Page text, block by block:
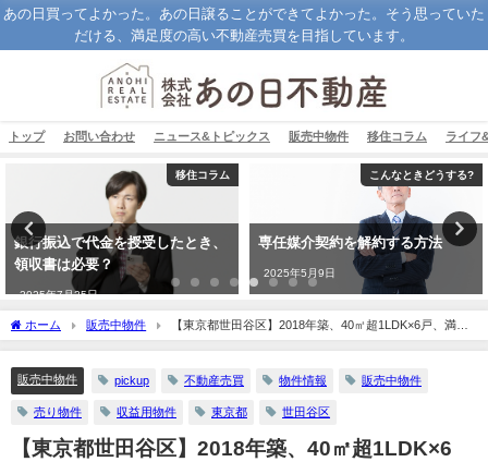
あの日買ってよかった。あの日譲ることができてよかった。そう思っていた
だける、満足度の高い不動産売買を目指しています。
トップ お問い合わせ ニュース&トピックス 販売中物件 移住コラム ライフ
移住コラム
銀行振込で代金を授受したとき、
領収書は必要？
2025年7月25日
こんなときどうする?
専任媒介契約を解約する方法
2025年5月9日
ホーム 販売中物件
【東京都世田谷区】2018年築、40㎡超1LDK×6戸、満室
稼働中、上質な住宅地の一画
販売中物件 pickup 不動産売買 物件情報 販売中物件
売り物件 収益用物件 東京都 世田谷区
【東京都世田谷区】2018年築、40㎡超1LDK×6